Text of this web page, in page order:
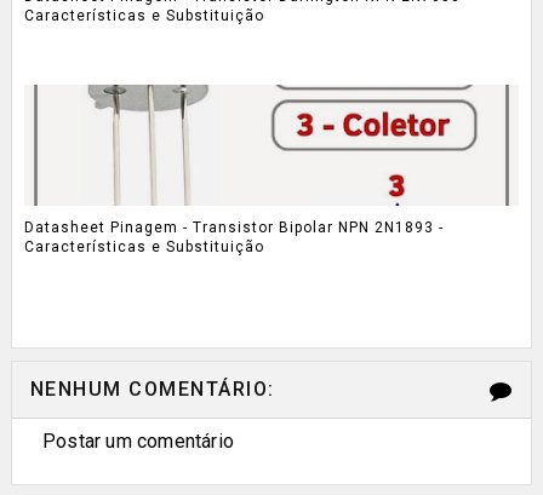
Características e Substituição
Datasheet Pinagem - Transistor Bipolar NPN 2N1893 -
Características e Substituição
NENHUM COMENTÁRIO:
Postar um comentário